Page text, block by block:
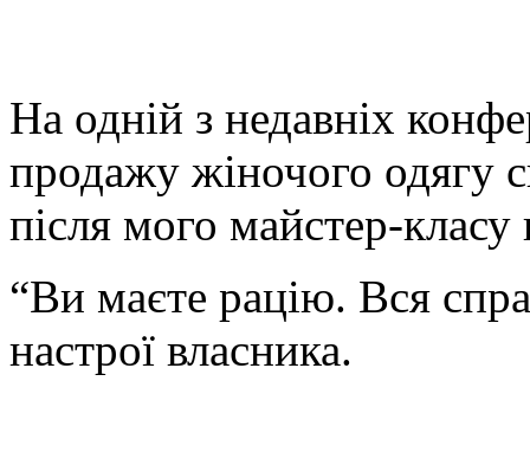
На одній з недавніх
продажу жіночого одягу
після мого майстер-класу
“Ви маєте рацію. Вся
настрої власника.